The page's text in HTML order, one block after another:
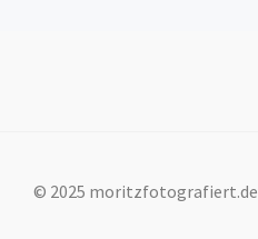
© 2025 moritzfotografiert.de